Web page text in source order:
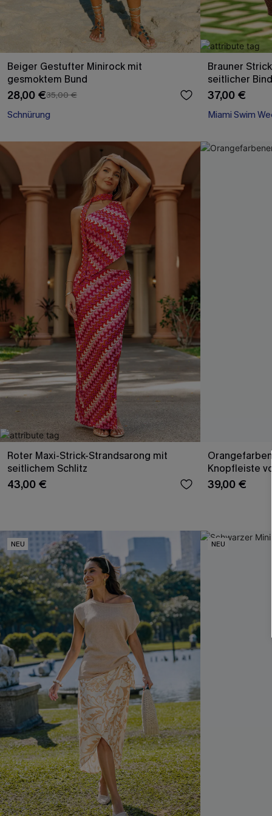
Beiger Gestufter Minirock mit
gesmoktem Bund
28,00 €35,00 €
Schnürung
Brauner
seitlicher
37,00 €
Miami Swim
Roter Maxi-Strick-Strandsarong mit
seitlichem Schlitz
43,00 €
Knopfleiste
39,00 €
NEU NEU